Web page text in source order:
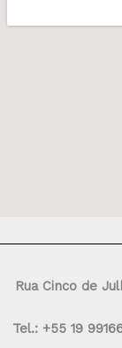
Rua Cinco de
Tel.: +55 19